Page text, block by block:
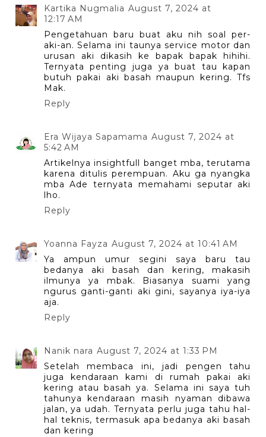
Kartika Nugmalia August 7, 2024 at
12:17 AM
Pengetahuan baru buat aku nih soal per-
aki-an. Selama ini taunya service motor dan
urusan aki dikasih ke bapak bapak hihihi.
Ternyata penting juga ya buat tau kapan
butuh pakai aki basah maupun kering. Tfs
Mak.
Reply
Era Wijaya Sapamama August 7, 2024 at
5:42 AM
Artikelnya insightfull banget mba, terutama
karena ditulis perempuan. Aku ga nyangka
mba Ade ternyata memahami seputar aki
lho.
Reply
Yoanna Fayza August 7, 2024 at 10:41 AM
Ya ampun umur segini saya baru tau
bedanya aki basah dan kering, makasih
ilmunya ya mbak. Biasanya suami yang
ngurus ganti-ganti aki gini, sayanya iya-iya
aja.
Reply
Nanik nara August 7, 2024 at 1:33 PM
Setelah membaca ini, jadi pengen tahu
juga kendaraan kami di rumah pakai aki
kering atau basah ya. Selama ini saya tuh
tahunya kendaraan masih nyaman dibawa
jalan, ya udah. Ternyata perlu juga tahu hal-
hal teknis, termasuk apa bedanya aki basah
dan kering